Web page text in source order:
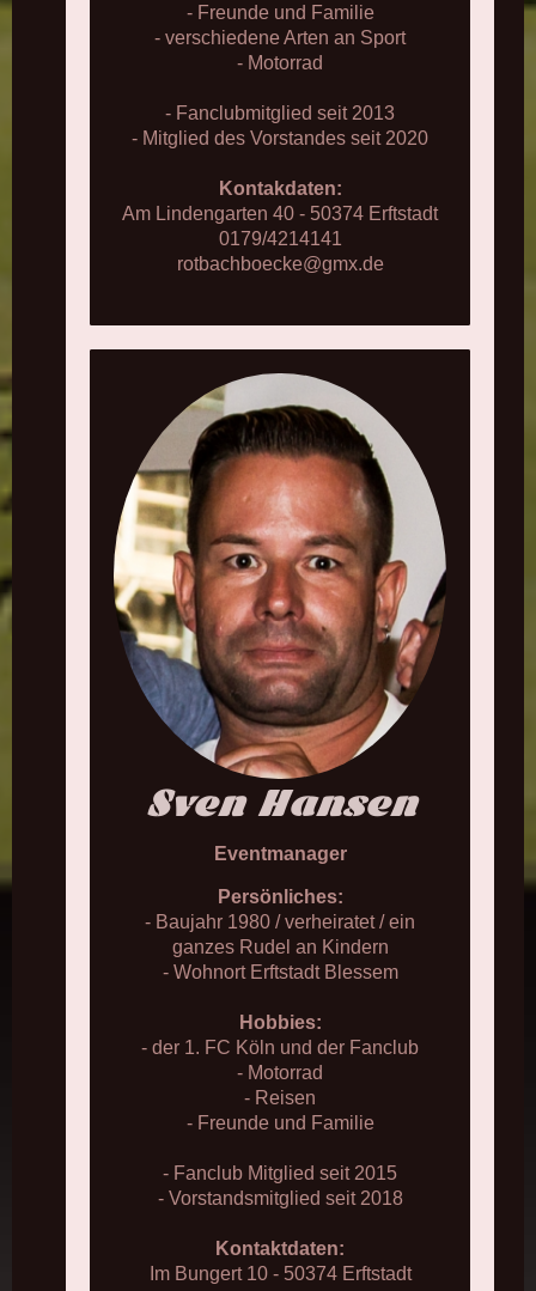
- Freunde und Familie
- verschiedene Arten an Sport
- Motorrad
- Fanclubmitglied seit 2013
- Mitglied des Vorstandes seit 2020
Kontakdaten:
Am Lindengarten 40 - 50374 Erftstadt
0179/4214141
rotbachboecke@gmx.de
Sven Hansen
Eventmanager
Persönliches:
- Baujahr 1980 / verheiratet / ein
ganzes Rudel an Kindern
- Wohnort Erftstadt Blessem
Hobbies:
- der 1. FC Köln und der Fanclub
- Motorrad
- Reisen
- Freunde und Familie
- Fanclub Mitglied seit 2015
- Vorstandsmitglied seit 2018
Kontaktdaten:
Im Bungert 10 - 50374 Erftstadt